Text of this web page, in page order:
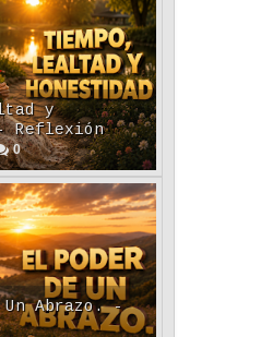
y
Reflexión
0
Un Abrazo. -